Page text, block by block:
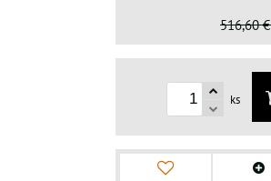
516,60 €
ks